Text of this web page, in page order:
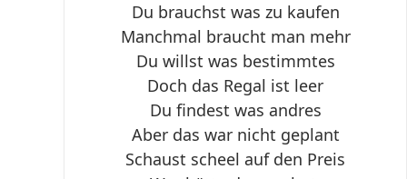
Du brauchst was zu kaufen
Manchmal braucht man mehr
Du willst was bestimmtes
Doch das Regal ist leer
Du findest was andres
Aber das war nicht geplant
Schaust scheel auf den Preis